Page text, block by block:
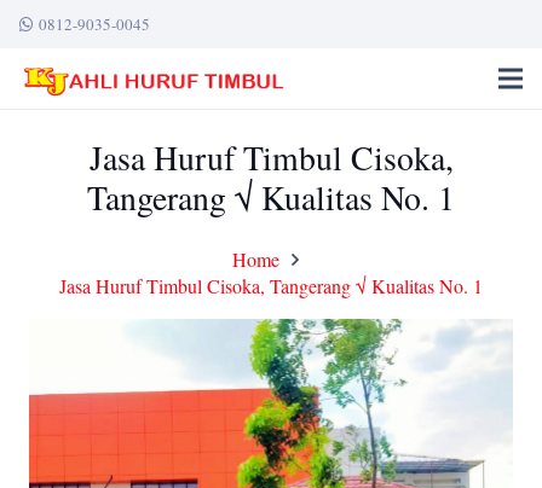
0812-9035-0045
Jasa Huruf Timbul Cisoka,
Tangerang √ Kualitas No. 1
Home
Jasa Huruf Timbul Cisoka, Tangerang √ Kualitas No. 1